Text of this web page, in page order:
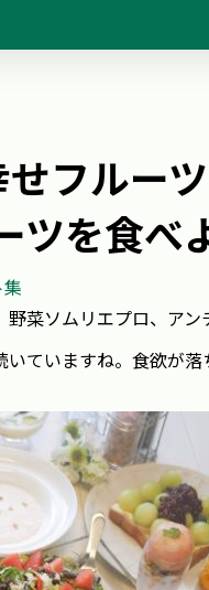
せフルー
ツを食べ
菜ソムリエプロ、ア
ていますね。食欲が